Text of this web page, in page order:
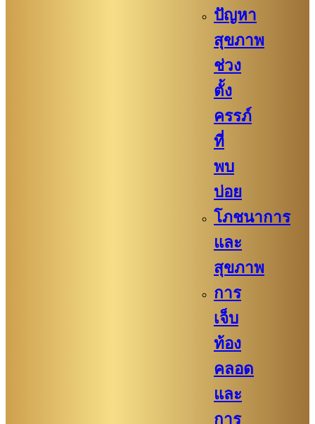
ปัญหา
สุขภาพ
ช่วง
ตั้ง
ครรภ์
ที่
พบ
บ่อย
โภชนาการ
และ
สุขภาพ
การ
เจ็บ
ท้อง
คลอด
และ
การ